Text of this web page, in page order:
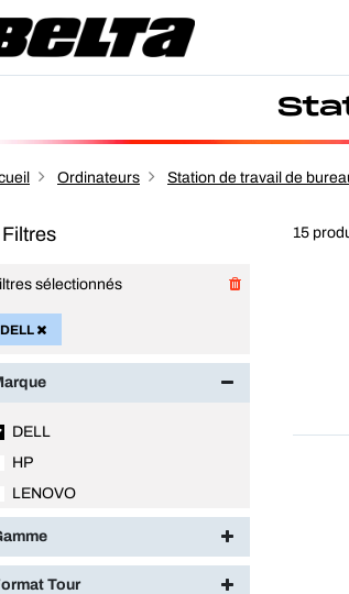
Ordinateurs Station de travail de
Filtres
sélectionnés
DELL
DELL
HP
LENOVO
Tour
15